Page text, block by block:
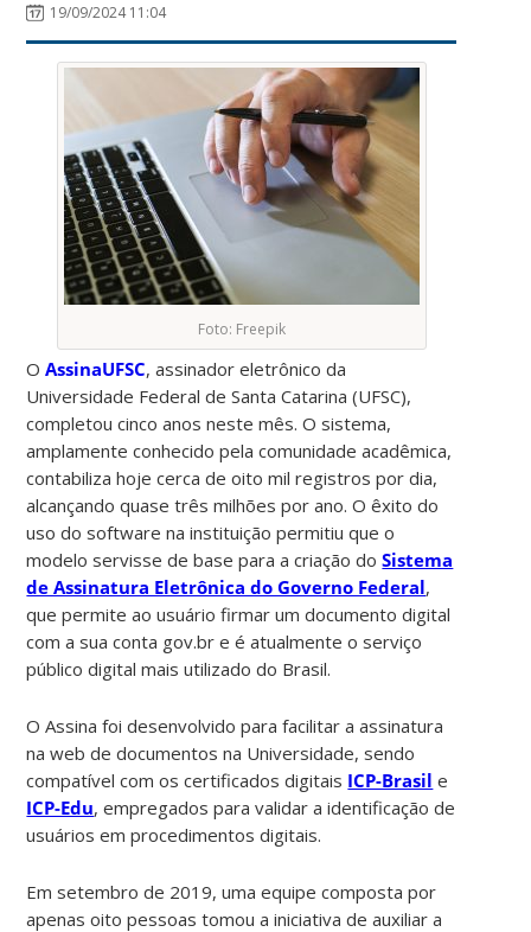
19/09/2024 11:04
Foto: Freepik
OAssinaUFSC, assinador eletrônico da
Universidade Federal de Santa Catarina (UFSC),
completou cinco anos neste mês. O sistema,
amplamente conhecido pela comunidade acadêmica,
contabiliza hoje cerca de oito mil registros por dia,
alcançando quase três milhões por ano. O êxito do
uso do software na instituição permitiu que o
modelo servisse de base para a criação doSistema
de Assinatura Eletrônica do Governo Federal,
que permite ao usuário firmar um documento digital
com a sua conta gov.br e é atualmente o serviço
público digital mais utilizado do Brasil.
O Assina foi desenvolvido para facilitar a assinatura
na web de documentos na Universidade, sendo
compatível com os certificados digitais ICP-Brasil e
ICP-Edu, empregados para validar a identificação de
usuários em procedimentos digitais.
Em setembro de 2019, uma equipe composta por
apenas oito pessoas tomou a iniciativa de auxiliar a